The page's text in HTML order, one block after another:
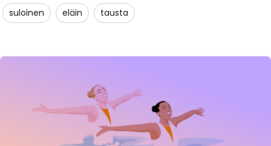
suloinen eläin tausta